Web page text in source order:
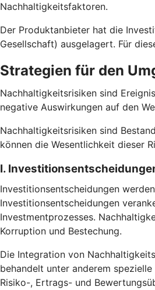
Nachhaltigkeitsfaktoren.
Der Produktanbieter hat die
Gesellschaft) ausgelagert. Für
Strategien für den
Nachhaltigkeitsrisiken sind
negative Auswirkungen auf den
Nachhaltigkeitsrisiken sind
können die Wesentlichkeit dieser
I.
Investitionsentscheidungen
Investitionsentscheidungen
Investmentprozesses.
Korruption und Bestechung.
Die Integration von
behandelt unter anderem
Risiko-, Ertrags- und